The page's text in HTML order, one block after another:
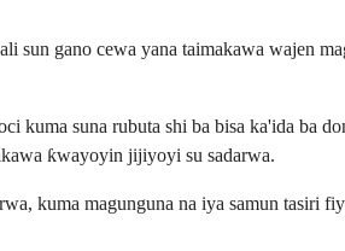
sun gano cewa yana taimakawa wajen
suna rubuta shi ba bisa ka'ida ba
ƙwayoyin jijiyoyi su sadarwa.
kuma magunguna na iya samun tasiri